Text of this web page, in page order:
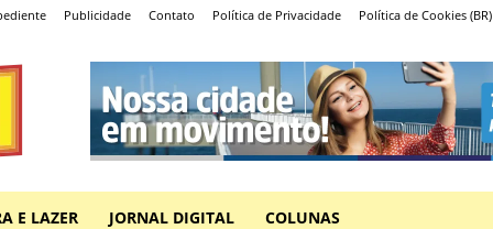
Publicidade Contato Política de Privacidade Política de Cookies (BR)
E LAZER JORNAL DIGITAL COLUNAS